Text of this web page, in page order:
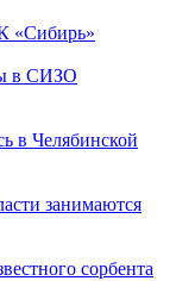
«Сибирь»
в СИЗО
в Челябинской
занимаются
сорбента